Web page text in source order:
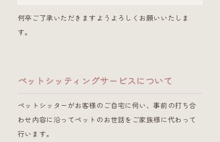
何卒ご了承いただきますようよろしくお願いいたしま
す。
ペットシッティングサービスについて
ペットシッターがお客様のご自宅に伺い、事前の打ち合
わせ内容に沿ってペットのお世話をご家族様に代わって
行います。